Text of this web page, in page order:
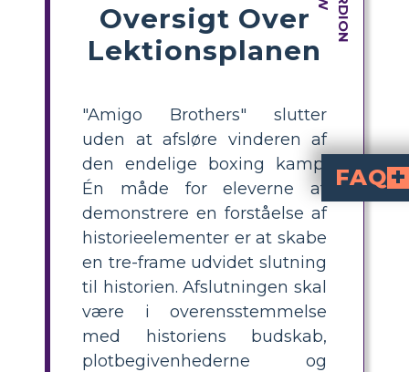
Oversigt Over
Lektionsplanen
"Amigo Brothers" slutter
uden at afsløre vinderen af
den endelige boxing kamp.
Én måde for eleverne at
demonstrere en forståelse af
historieelementer er at skabe
en tre-frame udvidet slutning
til historien. Afslutningen skal
være i overensstemmelse
med historiens budskab,
plotbegivenhederne og
FAQ